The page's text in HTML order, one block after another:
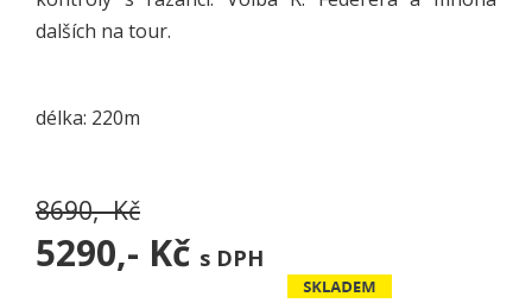
dalších na tour.
délka: 220m
8690,- Kč
5290,- Kč s DPH